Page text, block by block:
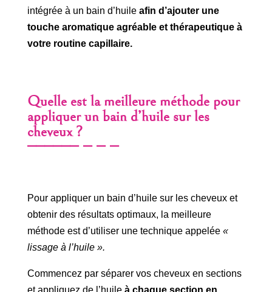
intégrée à un bain d’huile afin d’ajouter une
touche aromatique agréable et thérapeutique à
votre routine capillaire.
Quelle est la meilleure méthode pour
appliquer un bain d’huile sur les
cheveux ?
Pour appliquer un bain d’huile sur les cheveux et
obtenir des résultats optimaux, la meilleure
méthode est d’utiliser une technique appelée «
lissage à l’huile ».
Commencez par séparer vos cheveux en sections
et appliquez de l’huile à chaque section en